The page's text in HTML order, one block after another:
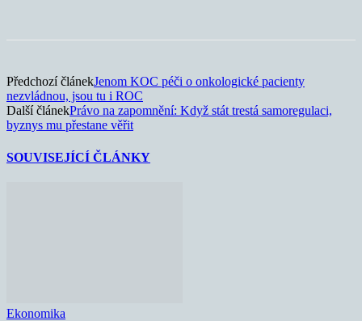
Předchozí článekJenom KOC péči o onkologické pacienty
nezvládnou, jsou tu i ROC
Další článekPrávo na zapomnění: Když stát trestá samoregulaci,
byznys mu přestane věřit
SOUVISEJÍCÍ ČLÁNKY
Ekonomika